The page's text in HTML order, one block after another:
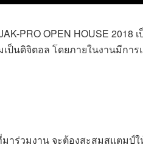
PRO OPEN HOUSE 2018
ป็นดิจิตอล โดยภายในงานมีก
ร่วมงาน จะต้องสะสมสแตมป์ใ